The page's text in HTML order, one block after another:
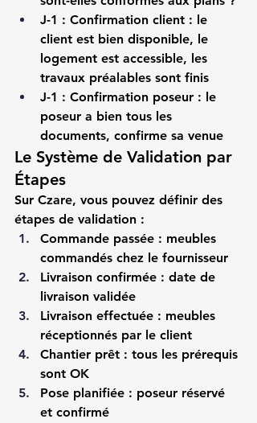
J-1 : Confirmation client : le
client est bien disponible, le
logement est accessible, les
travaux préalables sont finis
J-1 : Confirmation poseur : le
poseur a bien tous les
documents, confirme sa venue
Le Système de Validation par
Étapes
Sur Czare, vous pouvez définir des
étapes de validation :
Commande passée : meubles
commandés chez le fournisseur
Livraison confirmée : date de
livraison validée
Livraison effectuée : meubles
réceptionnés par le client
Chantier prêt : tous les prérequis
sont OK
Pose planifiée : poseur réservé
et confirmé